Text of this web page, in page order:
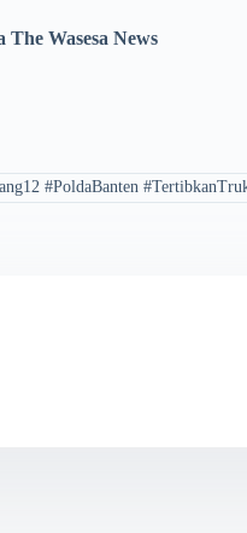
Wasesa News
#PoldaBanten